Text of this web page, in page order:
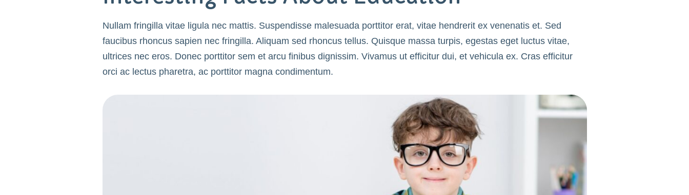
Nullam fringilla vitae ligula nec mattis. Suspendisse malesuada porttitor erat, vitae hendrerit ex venenatis et. Sed
faucibus rhoncus sapien nec fringilla. Aliquam sed rhoncus tellus. Quisque massa turpis, egestas eget luctus vitae,
ultrices nec eros. Donec porttitor sem et arcu finibus dignissim. Vivamus ut efficitur dui, et vehicula ex. Cras efficitur
orci ac lectus pharetra, ac porttitor magna condimentum.